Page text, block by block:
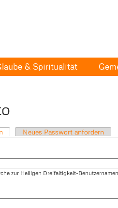
& Spiritualität
Neues Passwort anfordern
zur Heiligen Dreifaltigkeit-